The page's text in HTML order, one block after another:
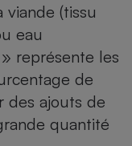
(tissu
eau
représente les
de
des ajouts de
quantité